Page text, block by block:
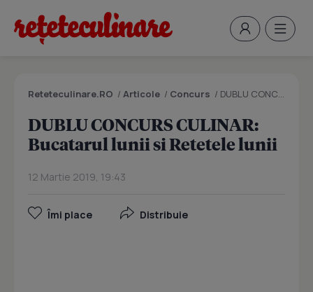
Reteteculinare.RO / Articole / Concurs / DUBLU CONCURS CULINAR: Bucatarul lunii si Retetele lunii
DUBLU CONCURS CULINAR:
Bucatarul lunii si Retetele lunii
12 Martie 2019, 19:43
Îmi place Distribuie